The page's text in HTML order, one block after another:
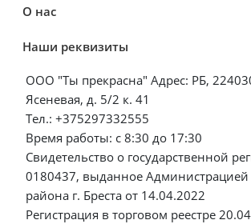
О нас
Наши реквизиты
ООО "Ты прекрасна" Адрес: РБ,
Ясеневая, д. 5/2 к. 41
Тел.: +375297332555
Время работы: с 8:30 до 17:30
Свидетельство о государственной
0180437, выданное Администрацией
района г. Бреста от 14.04.2022
Регистрация в торговом реестре